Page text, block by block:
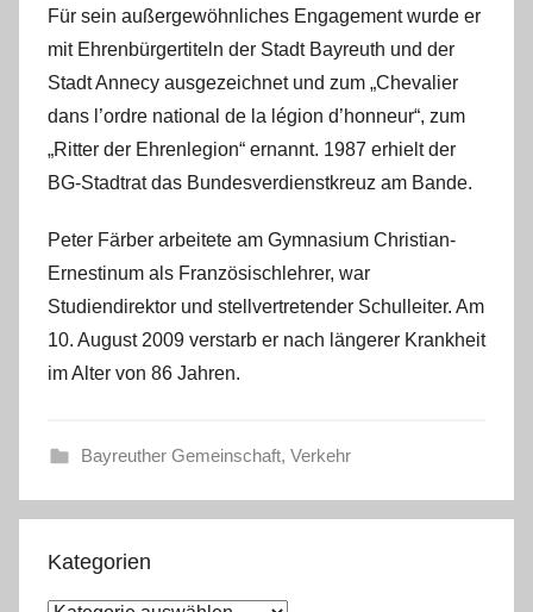
Für sein außergewöhnliches Engagement wurde er
mit Ehrenbürgertiteln der Stadt Bayreuth und der
Stadt Annecy ausgezeichnet und zum „Chevalier
dans l’ordre national de la légion d’honneur“, zum
„Ritter der Ehrenlegion“ ernannt. 1987 erhielt der
BG-Stadtrat das Bundesverdienstkreuz am Bande.
Peter Färber arbeitete am Gymnasium Christian-
Ernestinum als Französischlehrer, war
Studiendirektor und stellvertretender Schulleiter. Am
10. August 2009 verstarb er nach längerer Krankheit
im Alter von 86 Jahren.
Bayreuther Gemeinschaft, Verkehr
Kategorien